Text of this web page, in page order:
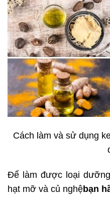
Cách làm và sử dụng
Để làm được loại
hạt mỡ và củ nghệbạn